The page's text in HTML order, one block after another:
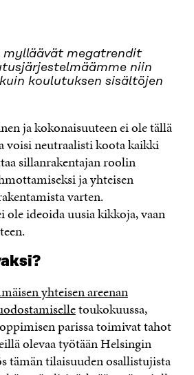
mylläävät megatrendit
niin
koulutuksen sisältöjen
ja kokonaisuuteen ei ole tällä
voisi neutraalisti koota kaikki
sillanrakentajan roolin
ja yhteisen
varten.
ole ideoida uusia kikkoja, vaan
yhteisen areenan
toukokuussa,
parissa toimivat tahot
olevaa työtään Helsingin
tämän tilaisuuden osallistujista